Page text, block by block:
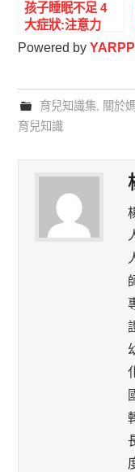
孩子睡眠不足 4
大症狀:注意力
差、肥胖、情緒爆
炸、學習落
眠時數+家長判斷
指南
Powered byYARPP
育兒知識集, 關於
育兒知識